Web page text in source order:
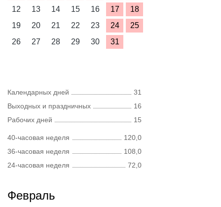
12
13 14 15 16 17
18
19
20 21 22 23 24
25
26
27 28 29 30 31
Календарных дней
31
Выходных и праздничных
16
Рабочих дней
15
40-часовая неделя
120,0
36-часовая неделя
108,0
24-часовая неделя
72,0
Февраль